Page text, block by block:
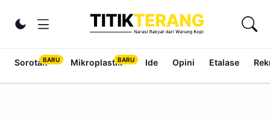
Ubah tema
Sorotan Mikroplastik Ide Opini Etalase